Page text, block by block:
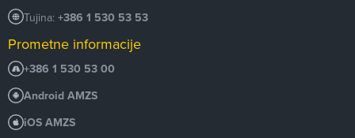
Tujina: +386 1 530 53 53
Prometne informacije
+386 1 530 53 00
Android AMZS
iOS AMZS